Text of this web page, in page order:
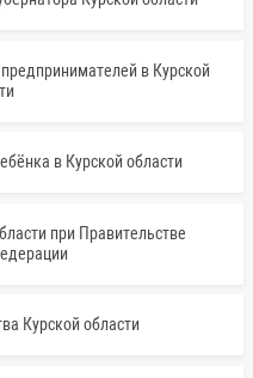
в Курской
в Курской области
при Правительстве
Курской области